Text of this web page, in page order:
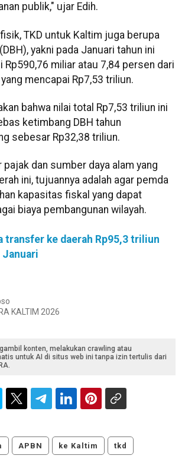
publik," ujar Edih.
TKD untuk Kaltim juga berupa
yakni pada Januari tahun ini
miliar atau 7,84 persen dari
mencapai Rp7,53 triliun.
bahwa nilai total Rp7,53 triliun ini
ketimbang DBH tahun
sebesar Rp32,38 triliun.
pajak dan sumber daya alam yang
ini, tujuannya adalah agar pemda
kapasitas fiskal yang dapat
biaya pembangunan wilayah.
transfer ke daerah Rp95,3 triliun
KALTIM 2026
konten, melakukan crawling atau
untuk AI di situs web ini tanpa izin tertulis dari
APBN ke Kaltim tkd